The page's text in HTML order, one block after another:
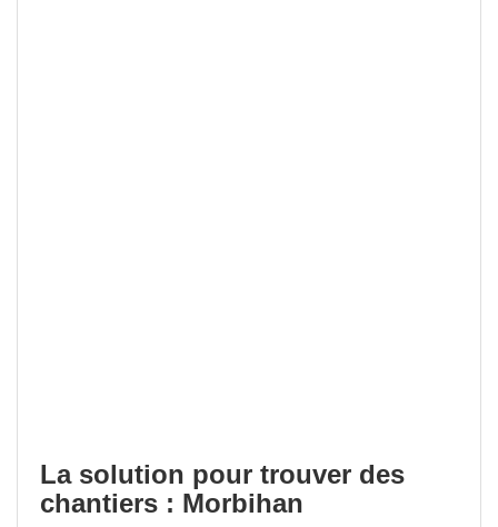
La solution pour trouver des
chantiers : Morbihan